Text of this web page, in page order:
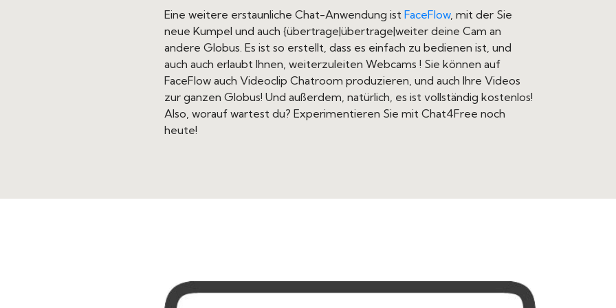
Eine weitere erstaunliche Chat-Anwendung ist FaceFlow, mit der Sie
neue Kumpel und auch {übertrage|übertrage|weiter deine Cam an
andere Globus. Es ist so erstellt, dass es einfach zu bedienen ist, und
auch auch erlaubt Ihnen, weiterzuleiten Webcams ! Sie können auf
FaceFlow auch Videoclip Chatroom produzieren, und auch Ihre Videos
zur ganzen Globus! Und außerdem, natürlich, es ist vollständig kostenlos!
Also, worauf wartest du? Experimentieren Sie mit Chat4Free noch
heute!